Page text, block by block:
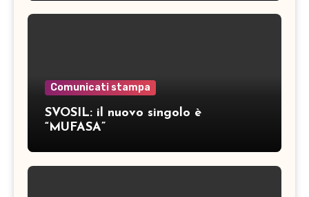
Comunicati stampa
SVOSIL: il nuovo singolo è
“MUFASA”